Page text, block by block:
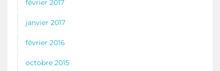
février 2017
janvier 2017
février 2016
octobre 2015